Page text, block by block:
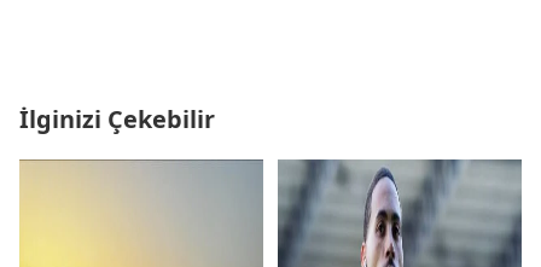
İlginizi Çekebilir